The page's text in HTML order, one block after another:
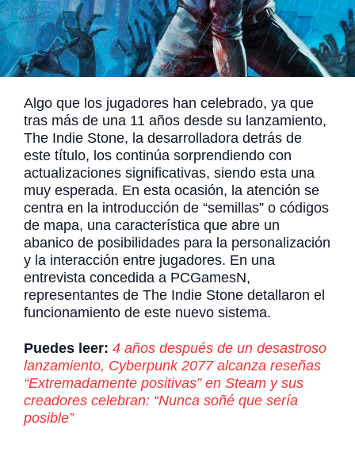
Algo que los jugadores han celebrado, ya que
tras más de una 11 años desde su lanzamiento,
The Indie Stone, la desarrolladora detrás de
este título, los continúa sorprendiendo con
actualizaciones significativas, siendo esta una
muy esperada. En esta ocasión, la atención se
centra en la introducción de “semillas” o códigos
de mapa, una característica que abre un
abanico de posibilidades para la personalización
y la interacción entre jugadores. En una
entrevista concedida a PCGamesN,
representantes de The Indie Stone detallaron el
funcionamiento de este nuevo sistema.
Puedes leer: 4 años después de un desastroso
lanzamiento, Cyberpunk 2077 alcanza reseñas
“Extremadamente positivas” en Steam y sus
creadores celebran: “Nunca soñé que sería
posible”